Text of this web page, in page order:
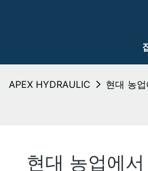
APEX HYDRAULIC 현대 농
현대 농업에